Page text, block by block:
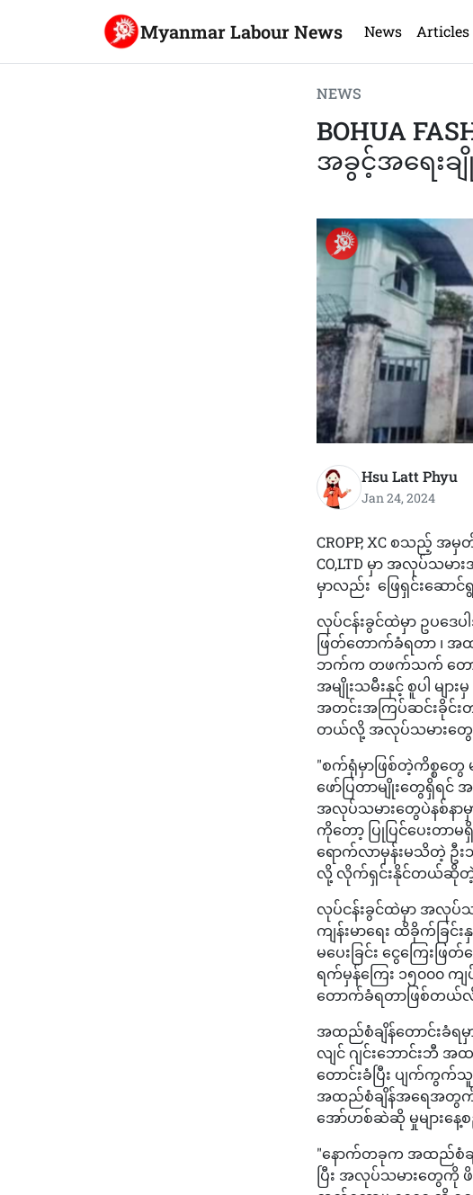
Myanmar Labour News News Articles
NEWS
BOHUA
အခွင့်အရေးခ
Hsu Latt Phyu
Jan 24, 2024
CROPP, XC စသည့် အ
CO,LTD မှာ အလုပ်သမာ
မှာလည်း ဖြေရှင်းဆော
လုပ်ငန်းခွင်ထဲမှာ ဥပဒေ
ဖြတ်တောက်ခံရတာ ၊
ဘက်က တဖက်သက် တောင်
အမျိုးသမီးနှင့် စူပါ မျ
အတင်းအကြပ်ဆင်းခိုင်း
တယ်လို့ အလုပ်သမားတွေ
"စက်ရုံမှာဖြစ်တဲ့ကိစ္စ
ဖော်ပြတာမျိုးတွေရှိရ
အလုပ်သမားတွေပဲနစ်န
ကိုတော့ ပြုပြင်ပေးတာ
ရောက်လာမှန်းမသိတဲ့
လို့ လိုက်ရှင်းနိုင်တယ်ဆိုတဲ့ပုံ
လုပ်ငန်းခွင်ထဲမှာ အလုပ်သမ
ကျန်းမာရေး ထိခိုက်ခြင်း
မပေးခြင်း ငွေကြေးဖြ
ရက်မှန်ကြေး ၁၅၀၀၀ က
တောက်ခံရတာဖြစ်တယ်
အထည်စံချိန်တောင်းခံရ
လျင် ဂျင်းဘောင်းဘီ
တောင်းခံပြီး ပျက်ကွ
အထည်စံချိန်အရေအတွက် ပ
အော်ဟစ်ဆဲဆို မှုများန
"နောက်တခုက အထည်စံခ
ပြီး အလုပ်သမားတွေကို